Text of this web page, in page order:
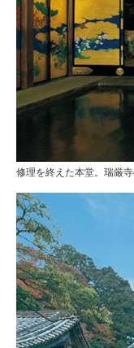
修理を終えた本堂。瑞厳